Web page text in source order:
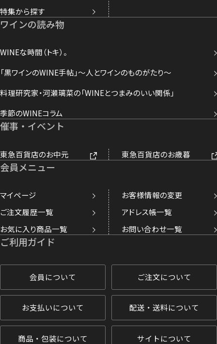
特集から探す
ワインの読み物
WINEな時間（トキ）。
「黒ワインのWINE手帖」～人とワインのものがたり～
料理研究家・河瀬璃菜の「WINEとつまみのいい関係」
季節のWINEコラム
催事・イベント
東急百貨店のお中元 東急百貨店のお歳暮
会員メニュー
マイページ
お客様情報の変更
ご注文履歴一覧
アドレス帳一覧
お気に入り商品一覧
お問い合わせ一覧
ご利用ガイド
会員について ご注文について
お支払いについて 配送・送料について
商品・包装について サイトについて